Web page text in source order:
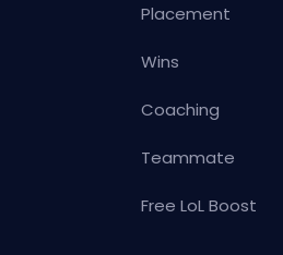
Placement
Wins
Coaching
Teammate
Free LoL Boost